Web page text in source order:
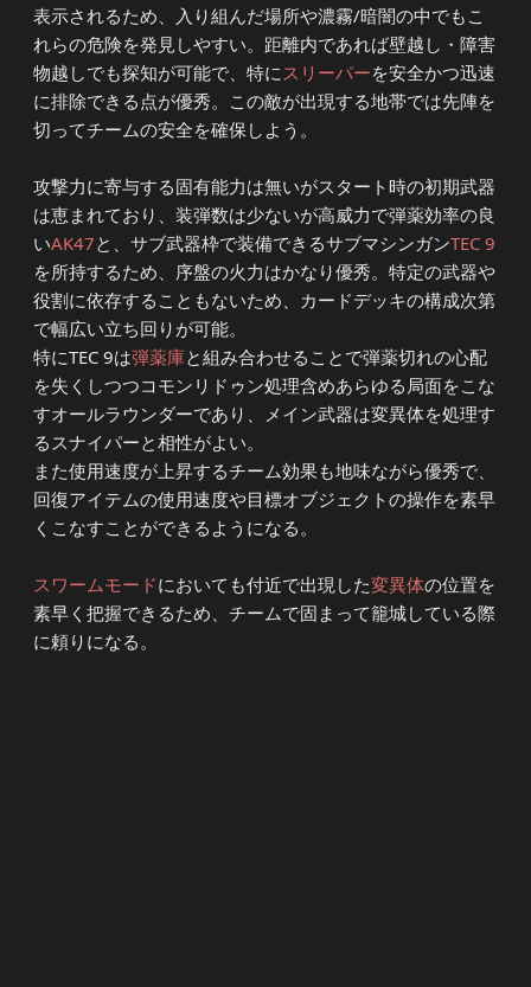
表示されるため、入り組んだ場所や濃霧/暗闇の中でもこ
れらの危険を発見しやすい。距離内であれば壁越し・障害
物越しでも探知が可能で、特に スリーパーを安全かつ迅速
に排除できる点が優秀。この敵が出現する地帯では先陣を
切ってチームの安全を確保しよう。
攻撃力に寄与する固有能力は無いがスタート時の初期武器
は恵まれており、装弾数は少ないが高威力で弾薬効率の良
いAK47と、サブ武器枠で装備できるサブマシンガンTEC 9
を所持するため、序盤の火力はかなり優秀。特定の武器や
役割に依存することもないため、カードデッキの構成次第
で幅広い立ち回りが可能。
特にTEC 9は弾薬庫と組み合わせることで弾薬切れの心配
を失くしつつコモンリドゥン処理含めあらゆる局面をこな
すオールラウンダーであり、メイン武器は変異体を処理す
るスナイパーと相性がよい。
また使用速度が上昇するチーム効果も地味ながら優秀で、
回復アイテムの使用速度や目標オブジェクトの操作を素早
くこなすことができるようになる。
スワームモードにおいても付近で出現した変異体の位置を
素早く把握できるため、チームで固まって籠城している際
に頼りになる。